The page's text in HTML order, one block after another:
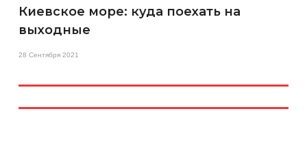
Киевское море: куда поехать на
выходные
28 Сентября 2021